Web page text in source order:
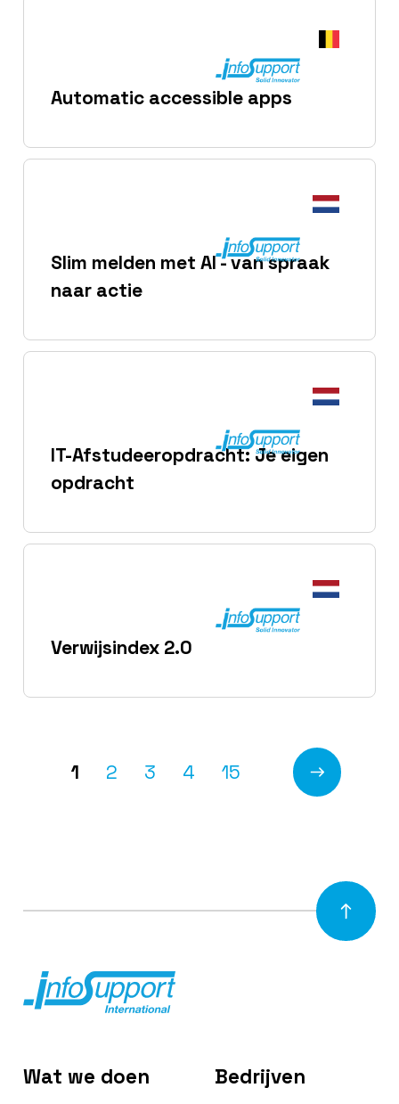
Automatic accessible apps
Slim melden met AI - van spraak
naar actie
IT-Afstudeeropdracht: Je eigen
opdracht
Verwijsindex 2.0
1 2 3 4 15
Wat we doen Bedrijven